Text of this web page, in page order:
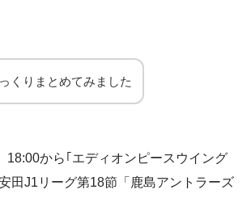
くりまとめてみました
18:00から｢エディオンピースウイング
田J1リーグ第18節「鹿島アントラーズ